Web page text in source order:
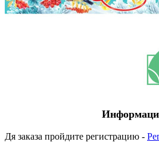
Дя заказа пройдите регистрацию -